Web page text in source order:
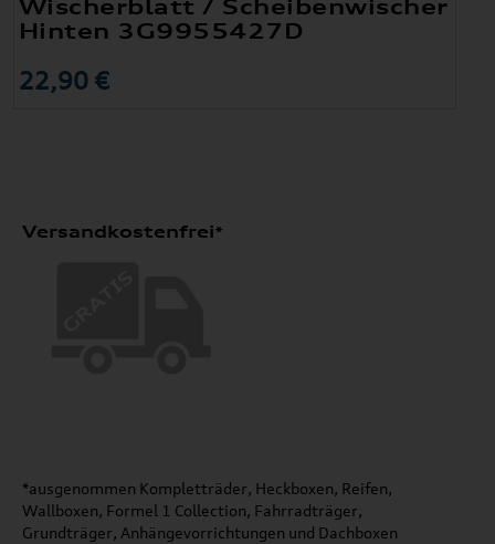
Wischerblatt / Scheibenwischer
Hinten 3G9955427D
22,90 €
Versandkostenfrei*
*ausgenommen Kompletträder, Heckboxen, Reifen,
Wallboxen, Formel 1 Collection, Fahrradträger,
Grundträger, Anhängevorrichtungen und Dachboxen